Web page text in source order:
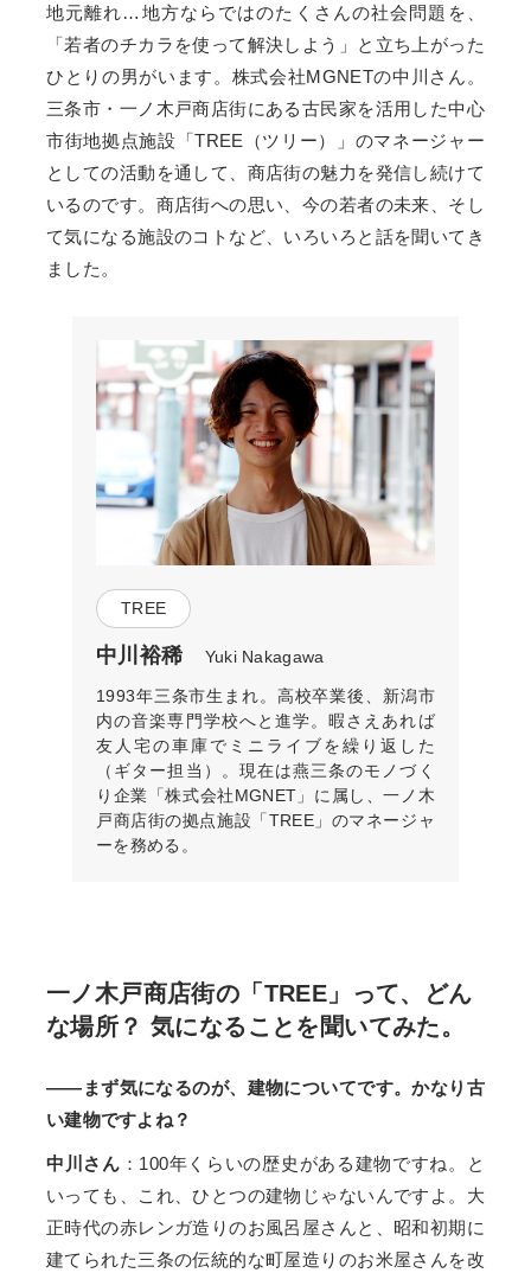
地元離れ…地方ならではのたくさんの社会問題を、
「若者のチカラを使って解決しよう」と立ち上がった
ひとりの男がいます。株式会社MGNETの中川さん。
三条市・一ノ木戸商店街にある古民家を活用した中心
市街地拠点施設「TREE（ツリー）」のマネージャー
としての活動を通して、商店街の魅力を発信し続けて
いるのです。商店街への思い、今の若者の未来、そし
て気になる施設のコトなど、いろいろと話を聞いてき
ました。
TREE
中川裕稀 Yuki Nakagawa
1993年三条市生まれ。高校卒業後、新潟市
内の音楽専門学校へと進学。暇さえあれば
友人宅の車庫でミニライブを繰り返した
（ギター担当）。現在は燕三条のモノづく
り企業「株式会社MGNET」に属し、一ノ木
戸商店街の拠点施設「TREE」のマネージャ
ーを務める。
一ノ木戸商店街の「TREE」って、どん
な場所？ 気になることを聞いてみた。
――まず気になるのが、建物についてです。かなり古
い建物ですよね？
中川さん ：100年くらいの歴史がある建物ですね。と
いっても、これ、ひとつの建物じゃないんですよ。大
正時代の赤レンガ造りのお風呂屋さんと、昭和初期に
建てられた三条の伝統的な町屋造りのお米屋さんを改